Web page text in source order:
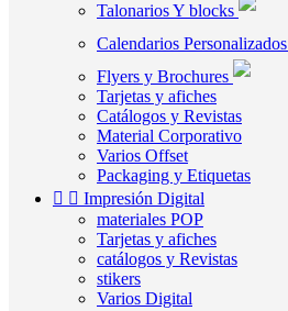
Talonarios Y blocks
Calendarios Personalizados
Flyers y Brochures
Tarjetas y afiches
Catálogos y Revistas
Material Corporativo
Varios Offset
Packaging y Etiquetas
  Impresión Digital
materiales POP
Tarjetas y afiches
catálogos y Revistas
stikers
Varios Digital